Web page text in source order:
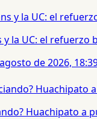
la UC: el
de 2026,
Huachipato